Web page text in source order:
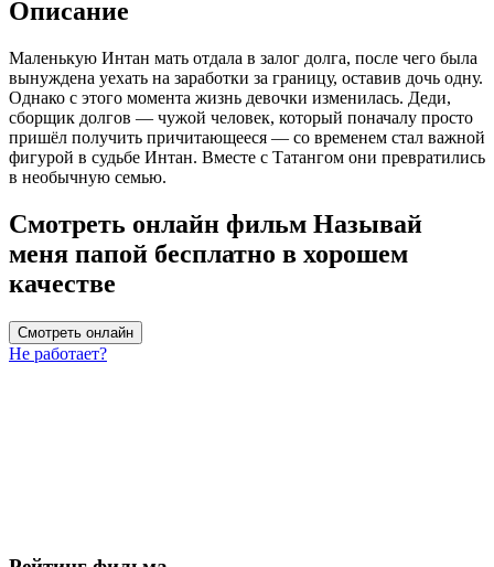
Описание
Маленькую Интан мать отдала в залог долга, после чего была
вынуждена уехать на заработки за границу, оставив дочь одну.
Однако с этого момента жизнь девочки изменилась. Деди,
сборщик долгов — чужой человек, который поначалу просто
пришёл получить причитающееся — со временем стал важной
фигурой в судьбе Интан. Вместе с Татангом они превратились
в необычную семью.
Смотреть онлайн фильм Называй
меня папой бесплатно в хорошем
качестве
Смотреть онлайн
Не работает?